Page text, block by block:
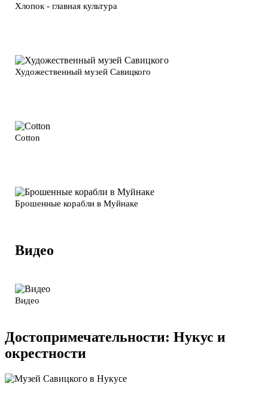
Хлопок - главная культура
Художественный музей Савицкого
Cotton
Брошенные корабли в Муйнаке
Видео
Видео
Достопримечательности: Нукус и
окрестности